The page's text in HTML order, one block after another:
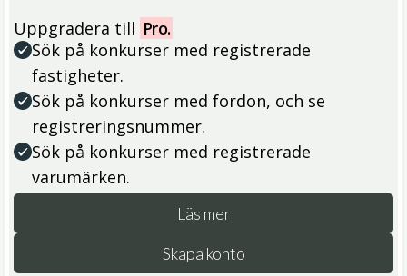
Uppgradera till Pro.
Sök på konkurser med registrerade
fastigheter.
Sök på konkurser med fordon, och se
registreringsnummer.
Sök på konkurser med registrerade
varumärken.
Läs mer
Skapa konto